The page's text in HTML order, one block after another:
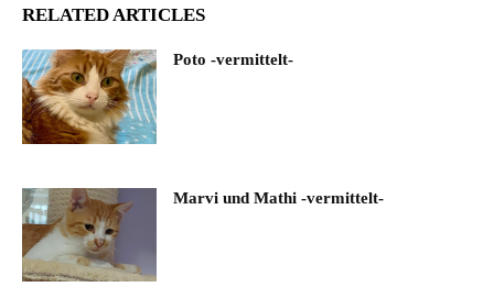
RELATED ARTICLES
Poto -vermittelt-
Marvi und Mathi -vermittelt-